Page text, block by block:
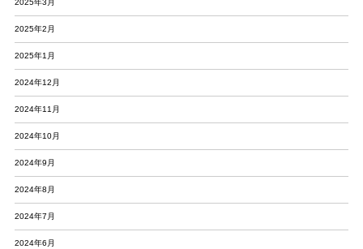
2025年2月
2025年1月
2024年12月
2024年11月
2024年10月
2024年9月
2024年8月
2024年7月
2024年6月